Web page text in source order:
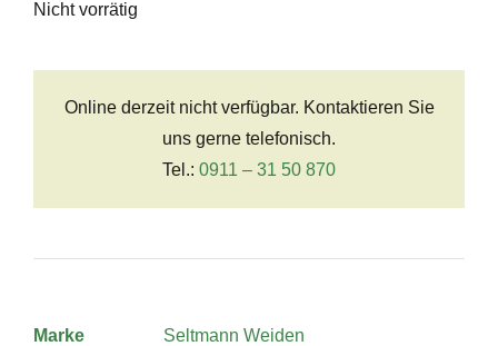
Nicht vorrätig
Online derzeit nicht verfügbar. Kontaktieren Sie
uns gerne telefonisch.
Tel.: 0911 – 31 50 870
Marke Seltmann Weiden